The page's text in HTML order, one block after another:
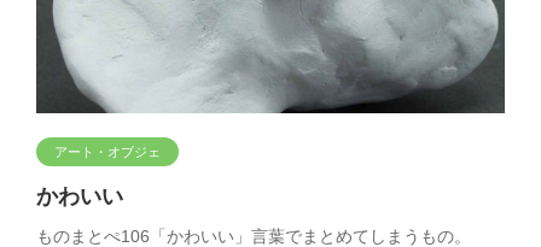
アート・オブジェ
かわいい
ものまとぺ106「かわいい」言葉でまとめてしまうもの。